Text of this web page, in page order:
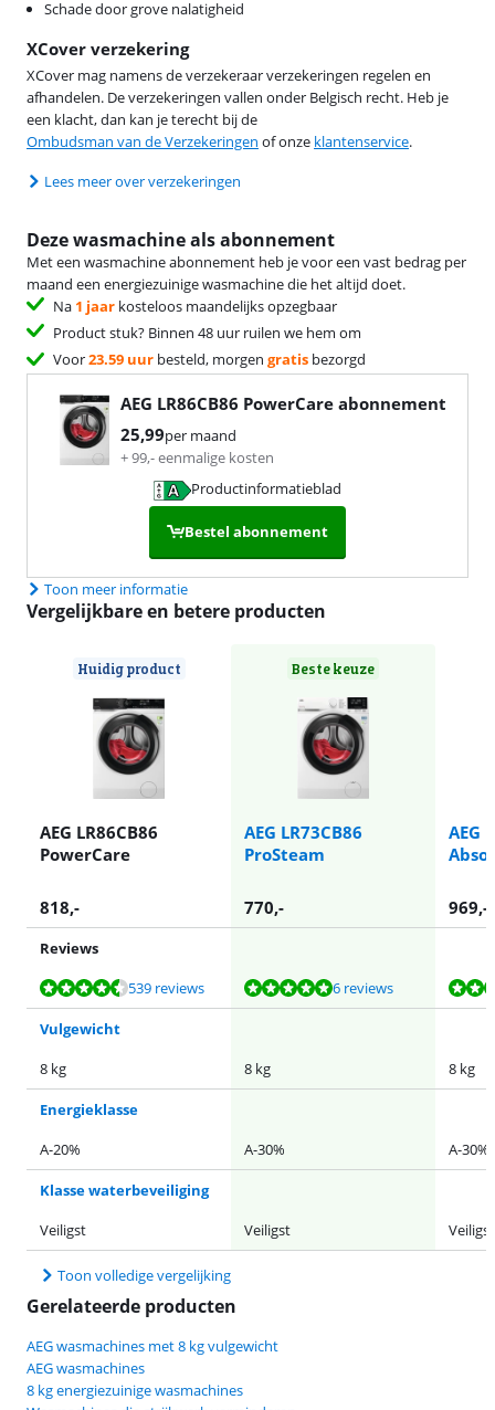
Schade door grove nalatigheid
XCover verzekering
XCover mag namens de verzekeraar verzekeringen regelen en
afhandelen. De verzekeringen vallen onder Belgisch recht. Heb je
een klacht, dan kan je terecht bij de
Ombudsman van de Verzekeringen of onze klantenservice.
Lees meer over verzekeringen
Deze wasmachine als abonnement
Met een wasmachine abonnement heb je voor een vast bedrag per
maand een energiezuinige wasmachine die het altijd doet.
Na 1 jaar kosteloos maandelijks opzegbaar
Product stuk? Binnen 48 uur ruilen we hem om
Voor23.59 uur besteld, morgen gratis bezorgd
AEG LR86CB86 PowerCare abonnement
25,99per maand
+99,-eenmalige kosten
Productinformatieblad
opent in nieuw tabblad
Bestel abonnement
Toon meer informatie
Vergelijkbare en betere producten
Huidig product
AEG LR86CB86
PowerCare
Beste keuze
AEG LR73CB86
ProSteam
AEG
818,- 770,- 969,-
Reviews
Beoordeling is 8,9 van de 10, gebaseerd op 539 reviews.
539 reviews
Beoordeling is 9,5 van de 10, gebaseerd op 6 reviews.6 reviews
Beoordeling is 8,9 van de 10, gebaseerd op 34 reviews.
Beoordeling is 9,4 van de 10, gebaseerd op 12 reviews.
Beoordeling is 8,5 van de 10, gebaseerd op 4 reviews.
Vulgewicht
8 kg
8 kg 8 kg
Energieklasse
A-20%
A-30% A-30%
Klasse waterbeveiliging
Veiligst
Veiligst Veiligst
Toon volledige vergelijking
Gerelateerde producten
AEG wasmachines met 8 kg vulgewicht
AEG wasmachines
8 kg energiezuinige wasmachines